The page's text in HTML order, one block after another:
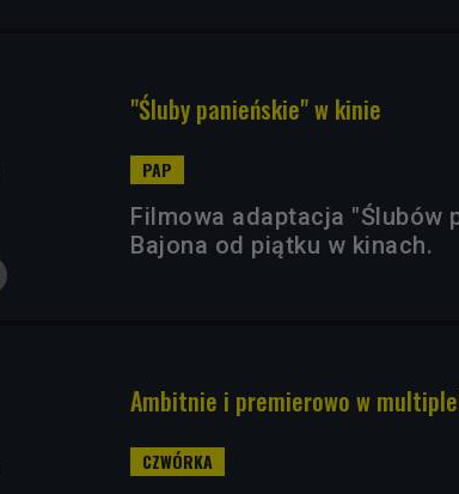
"Śluby panieńskie" w kinie
Filmowa adaptacja "Ślubów
Bajona od piątku w kinach.
Ambitnie i premierowo w